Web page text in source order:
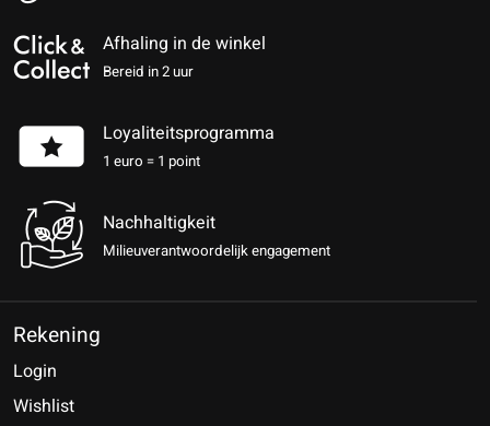
Afhaling in de winkel
Bereid in 2 uur
Loyaliteitsprogramma
1 euro = 1 point
Nachhaltigkeit
Milieuverantwoordelijk engagement
Rekening
Login
Wishlist